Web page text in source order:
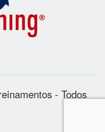
- Todos